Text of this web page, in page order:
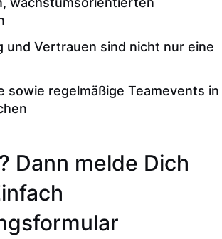
und Vertrauen sind nicht nur eine
sowie regelmäßige Teamevents in
Dann melde Dich